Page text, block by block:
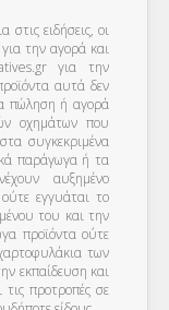
ειδήσεις, οι
την αγορά και
για την
αυτά δεν
πώληση ή αγορά
οχημάτων που
συγκεκριμένα
παράγωγα ή τα
αυξημένο
εγγυάται το
του και την
προϊόντα ούτε
των
εκπαίδευση και
προτροπές σε